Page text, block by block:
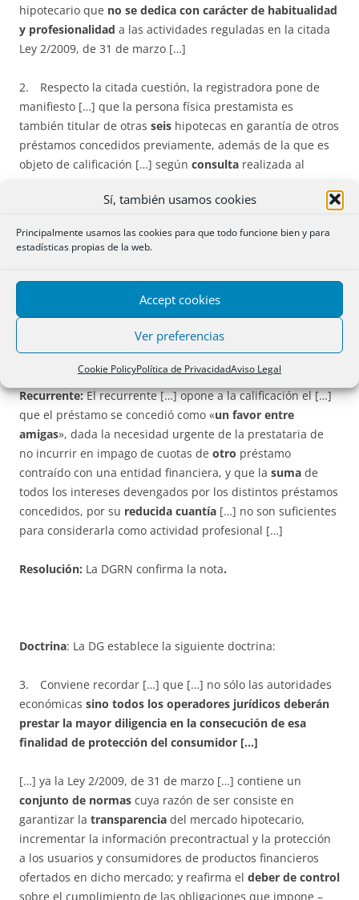
Sí, también usamos cookies
Principalmente usamos las cookies para que todo funcione bien y para
estadísticas propias de la web.
Accept cookies
Ver preferencias
Cookie PolicyPolítica de PrivacidadAviso Legal
hipotecario que no se dedica con carácter de habitualidad
y profesionalidad a las actividades reguladas en la citada
Ley 2/2009, de 31 de marzo […]
2. Respecto la citada cuestión, la registradora pone de
manifiesto […] que la persona física prestamista es
también titular de otras seis hipotecas en garantía de otros
préstamos concedidos previamente, además de la que es
objeto de calificación […] según consulta realizada al
la acreedora sí ejerce profesional o habitualmente la
aplicable […] la Ley 2/2009, y ello a pesar de la
negando el citado ejercicio profesional de la actividad de
prestamista, que estima carece de fuerza enervante, al
existir unapruebaobjetiva en sentido contrario.
Recurrente:El recurrente […] opone a la calificación el […]
que el préstamo se concedió como «un favor entre
amigas», dada la necesidad urgente de la prestataria de
no incurrir en impago de cuotas de otro préstamo
contraído con una entidad financiera, y que la suma de
todos los intereses devengados por los distintos préstamos
concedidos, por su reducida cuantía […] no son suficientes
para considerarla como actividad profesional […]
Resolución: La DGRN confirma la nota.
Doctrina: La DG establece la siguiente doctrina:
3. Conviene recordar […] que […] no sólo las autoridades
económicas sino todos los operadores jurídicos deberán
prestar la mayor diligencia en la consecución de esa
finalidad de protección del consumidor […]
[…] ya la Ley 2/2009, de 31 de marzo […] contiene un
conjunto de normas cuya razón de ser consiste en
garantizar la transparencia del mercado hipotecario,
incrementar la información precontractual y la protección
a los usuarios y consumidores de productos financieros
ofertados en dicho mercado; y reafirma el deber de control
sobre el cumplimiento de las obligaciones que impone –